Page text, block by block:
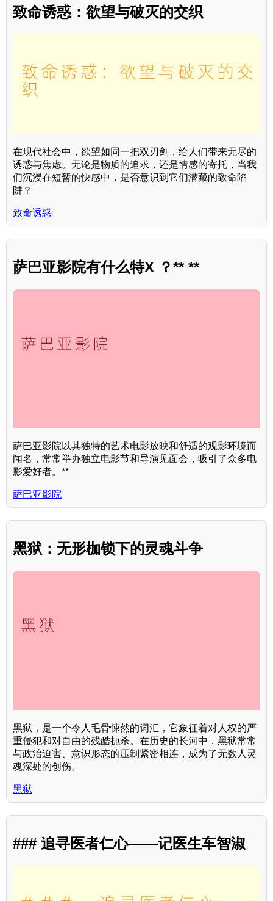
致命诱惑：欲望与破灭的交织
在现代社会中，欲望如同一把双刃剑，给人们带来无尽的
诱惑与焦虑。无论是物质的追求，还是情感的寄托，当我
们沉浸在短暂的快感中，是否意识到它们潜藏的致命陷
阱？
致命诱惑
萨巴亚影院有什么特X ？** **
萨巴亚影院以其独特的艺术电影放映和舒适的观影环境而
闻名，常常举办独立电影节和导演见面会，吸引了众多电
影爱好者。**
萨巴亚影院
黑狱：无形枷锁下的灵魂斗争
黑狱，是一个令人毛骨悚然的词汇，它象征着对人权的严
重侵犯和对自由的残酷扼杀。在历史的长河中，黑狱常常
与政治迫害、意识形态的压制紧密相连，成为了无数人灵
魂深处的创伤。
黑狱
### 追寻医者仁心——记医生车智淑